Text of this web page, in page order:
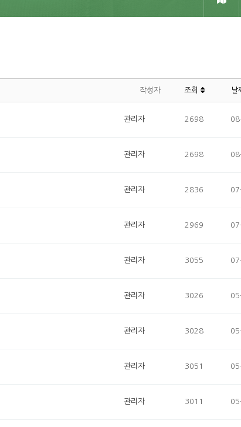
작성자 조회 날
관리자 2698
관리자 2698
관리자 2836
관리자 2969
관리자 3055
관리자 3026
관리자 3028
관리자 3051
관리자 3011